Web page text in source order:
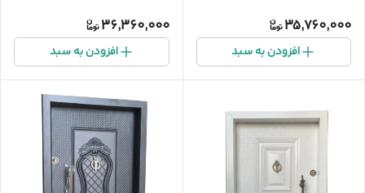
35,760,000
افزودن به سبد
36,360,000
افزودن به سبد